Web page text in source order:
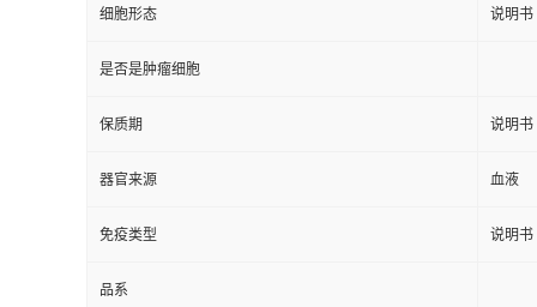
细胞形态 说明书
是否是肿瘤细胞
保质期 说明书
器官来源 血液
免疫类型 说明书
品系